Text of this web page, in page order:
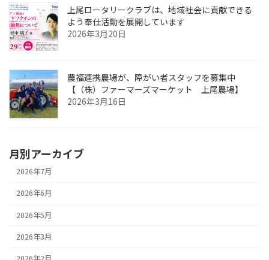
上尾ロータリークラブは、地域社会に貢献できる
よう奉仕活動を展開しています
2026年3月20日
農福連携農場が、障がい者スタッフを募集中
【（株）ファーマーズマーケット 上尾農場】
2026年3月16日
月別アーカイブ
2026年7月
2026年6月
2026年5月
2026年3月